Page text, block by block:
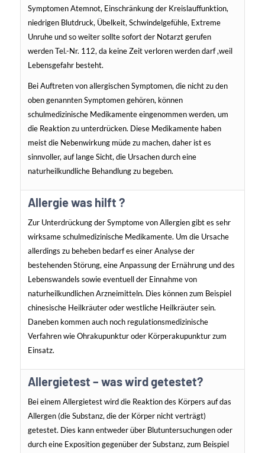
Symptomen Atemnot, Einschränkung der Kreislauffunktion,
niedrigen Blutdruck, Übelkeit, Schwindelgefühle, Extreme
Unruhe und so weiter sollte sofort der Notarzt gerufen
werden Tel.-Nr. 112, da keine Zeit verloren werden darf ,weil
Lebensgefahr besteht.
Bei Auftreten von allergischen Symptomen, die nicht zu den
oben genannten Symptomen gehören, können
schulmedizinische Medikamente eingenommen werden, um
die Reaktion zu unterdrücken. Diese Medikamente haben
meist die Nebenwirkung müde zu machen, daher ist es
sinnvoller, auf lange Sicht, die Ursachen durch eine
naturheilkundliche Behandlung zu begeben.
Allergie was hilft ?
Zur Unterdrückung der Symptome von Allergien gibt es sehr
wirksame schulmedizinische Medikamente. Um die Ursache
allerdings zu beheben bedarf es einer Analyse der
bestehenden Störung, eine Anpassung der Ernährung und des
Lebenswandels sowie eventuell der Einnahme von
naturheilkundlichen Arzneimitteln. Dies können zum Beispiel
chinesische Heilkräuter oder westliche Heilkräuter sein.
Daneben kommen auch noch regulationsmedizinische
Verfahren wie Ohrakupunktur oder Körperakupunktur zum
Einsatz.
Allergietest – was wird getestet?
Bei einem Allergietest wird die Reaktion des Körpers auf das
Allergen (die Substanz, die der Körper nicht verträgt)
getestet. Dies kann entweder über Blutuntersuchungen oder
durch eine Exposition gegenüber der Substanz, zum Beispiel